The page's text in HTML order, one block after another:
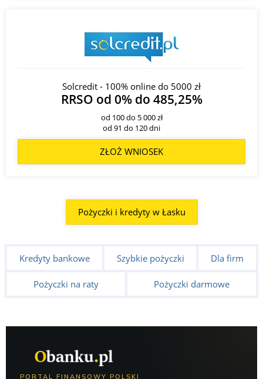
Solcredit - 100% online do 5000 zł
RRSO od 0% do 485,25%
od 100 do 5 000 zł
od 91 do 120 dni
ZŁOŻ WNIOSEK
Pożyczki i kredyty w Łasku
Kredyty bankowe Szybkie pożyczki Dla firm
Pożyczki na raty Pożyczki darmowe
PORTAL FINANSOWY POLSKI